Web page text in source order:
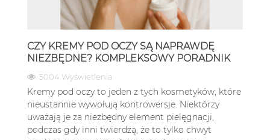
CZY KREMY POD OCZY SĄ NAPRAWDĘ
NIEZBĘDNE? KOMPLEKSOWY PORADNIK
5004 Wyświetlenia
Kremy pod oczy to jeden z tych kosmetyków, które
nieustannie wywołują kontrowersje. Niektórzy
uważają je za niezbędny element pielęgnacji,
podczas gdy inni twierdzą, że to tylko chwyt